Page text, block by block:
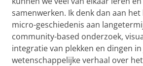
samenwerken. Ik denk dan aan
micro-geschiedenis aan
community-based onderzoek,
integratie van plekken en dingen in
wetenschappelijke verhaal over het